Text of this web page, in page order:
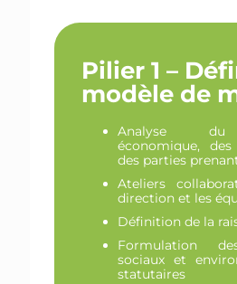
Pilier 1 –
modèle de
Analyse du
économique,
des parties
Ateliers
direction et les
Définition de la
Formulation
sociaux et
statutaires